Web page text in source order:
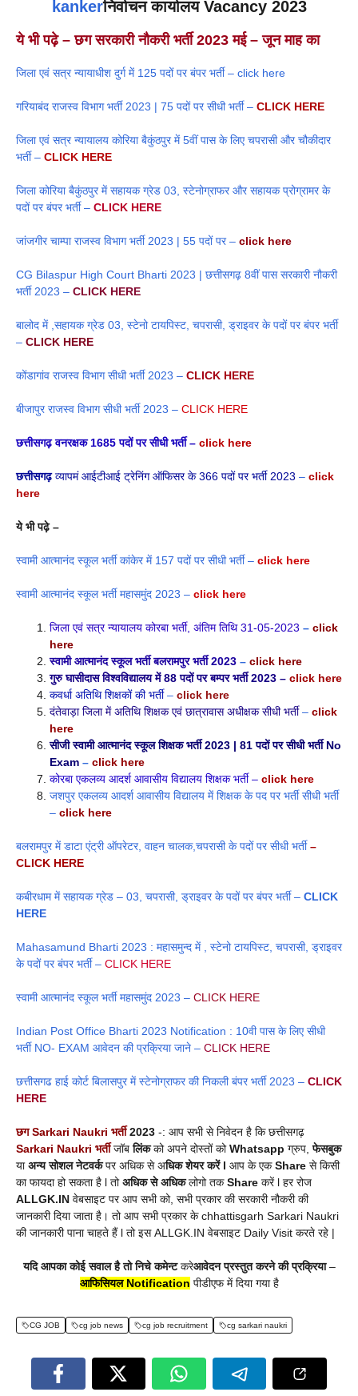
kankerनिर्वाचन कार्यालय Vacancy 2023
ये भी पढ़े – छग सरकारी नौकरी भर्ती 2023 मई – जून माह का
जिला एवं सत्र न्यायाधीश दुर्ग में 125 पदों पर बंपर भर्ती – click here
गरियाबंद राजस्व विभाग भर्ती 2023 | 75 पदों पर सीधी भर्ती – CLICK HERE
जिला एवं सत्र न्यायालय कोरिया बैकुंठपुर में 5वीं पास के लिए चपरासी और चौकीदार
भर्ती – CLICK HERE
जिला कोरिया बैकुंठपुर में सहायक ग्रेड 03, स्टेनोग्राफर और सहायक प्रोग्रामर के
पदों पर बंपर भर्ती – CLICK HERE
जांजगीर चाम्पा राजस्व विभाग भर्ती 2023 | 55 पदों पर – click here
CG Bilaspur High Court Bharti 2023 | छत्तीसगढ़ 8वीं पास सरकारी नौकरी
भर्ती 2023 – CLICK HERE
बालोद में ,सहायक ग्रेड 03, स्टेनो टायपिस्ट, चपरासी, ड्राइवर के पदों पर बंपर भर्ती
– CLICK HERE
कोंडागांव राजस्व विभाग सीधी भर्ती 2023 – CLICK HERE
बीजापुर राजस्व विभाग सीधी भर्ती 2023 – CLICK HERE
छत्तीसगढ़ वनरक्षक 1685 पदों पर सीधी भर्ती – click here
छत्तीसगढ़व्यापमं आईटीआई ट्रेनिंग ऑफिसर के 366 पदों पर भर्ती 2023 – click
here
ये भी पढ़े –
स्वामी आत्मानंद स्कूल भर्ती कांकेर में 157 पदों पर सीधी भर्ती – click here
स्वामी आत्मानंद स्कूल भर्ती महासमुंद 2023 – click here
जिला एवं सत्र न्यायालय कोरबा भर्ती, अंतिम तिथि 31-05-2023 – click
here
स्वामी आत्मानंद स्कूल भर्ती बलरामपुर भर्ती 2023 – click here
गुरु घासीदास विश्वविद्यालय में 88 पदों पर बम्पर भर्ती 2023 – click here
कवर्धा अतिथि शिक्षकों की भर्ती– click here
दंतेवाड़ा जिला में अतिथि शिक्षक एवं छात्रावास अधीक्षक सीधी भर्ती– click
here
सीजी स्वामी आत्मानंद स्कूल शिक्षक भर्ती 2023 | 81 पदों पर सीधी भर्ती No
Exam – click here
कोरबा एकलव्य आदर्श आवासीय विद्यालय शिक्षक भर्ती – click here
जशपुर एकलव्य आदर्श आवासीय विद्यालय में शिक्षक के पद पर भर्ती सीधी भर्ती
– click here
बलरामपुर में डाटा एंट्री ऑपरेटर, वाहन चालक,चपरासी के पदों पर सीधी भर्ती–
CLICK HERE
कबीरधाम में सहायक ग्रेड – 03, चपरासी, ड्राइवर के पदों पर बंपर भर्ती – CLICK
HERE
Mahasamund Bharti 2023 : महासमुन्द में , स्टेनो टायपिस्ट, चपरासी, ड्राइवर
के पदों पर बंपर भर्ती – CLICK HERE
स्वामी आत्मानंद स्कूल भर्ती महासमुंद 2023 – CLICK HERE
Indian Post Office Bharti 2023 Notification : 10वी पास के लिए सीधी
भर्ती NO- EXAM आवेदन की प्रक्रिया जाने – CLICK HERE
छत्तीसगढ हाई कोर्ट बिलासपुर में स्टेनोग्राफर की निकली बंपर भर्ती 2023 – CLICK
HERE
छग Sarkari Naukri भर्ती 2023 -: आप सभी से निवेदन है कि छत्तीसगढ़
Sarkari Naukri भर्तीजॉबलिंकको अपने दोस्तों कोWhatsapp ग्रुप,फेसबुक
याअन्य सोशल नेटवर्कपर अधिक से अधिक शेयर करें l आप के एकShare से किसी
का फायदा हो सकता है l तोअधिक से अधिकलोगो तकShare करें l हर रोज
ALLGK.IN वेबसाइट पर आप सभी को, सभी प्रकार की सरकारी नौकरी की
जानकारी दिया जाता है। तो आप सभी प्रकार के chhattisgarh Sarkari Naukri
की जानकारी पाना चाहते हैं l तो इस ALLGK.IN वेबसाइट Daily Visit करते रहे |
यदि आपका कोई सवाल है तो निचे कमेन्टकरेआवेदन प्रस्तुत करने की प्रक्रिया–
आफिसियल Notification पीडीएफ में दिया गया है
CG JOB cg job news cg job recruitment cg sarkari naukri